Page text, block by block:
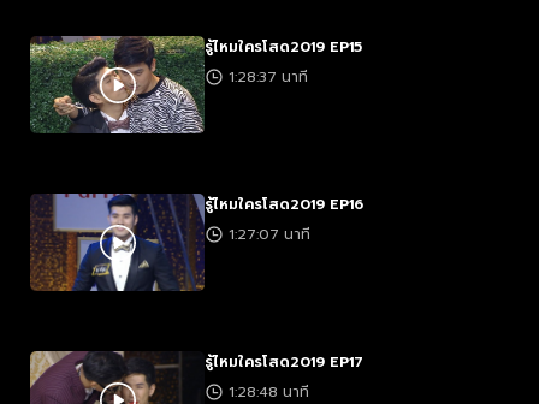
รู้ไหมใครโสด2019 EP15
1:28:37 นาที
รู้ไหมใครโสด2019 EP16
1:27:07 นาที
รู้ไหมใครโสด2019 EP17
1:28:48 นาที